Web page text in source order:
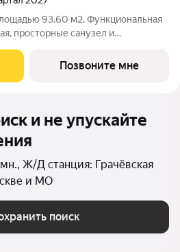
93.60 м2. Функциональная
просторные санузел и
с учетом скидки 15%,
рублей!
Позвоните мне
и не упускайте
Ж/Д станция: Грачёвская
и МО
поиск